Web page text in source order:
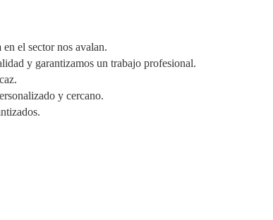
en el sector nos avalan.
y garantizamos un trabajo profesional.
y cercano.